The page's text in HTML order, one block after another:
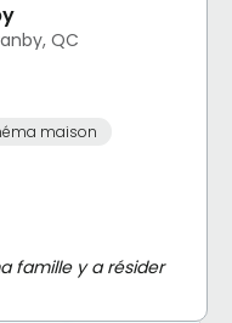
QC
maison
famille y a résider